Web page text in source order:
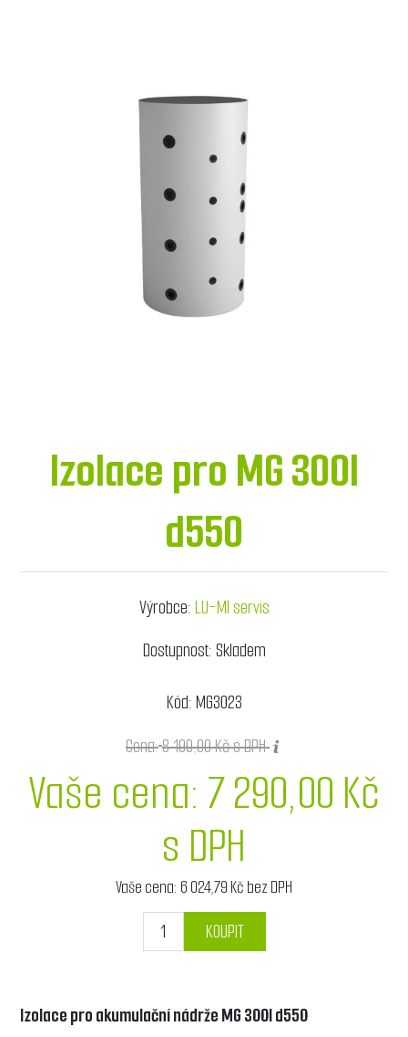
Izolace pro MG 300l
d550
Výrobce:LU-MI servis
Dostupnost:Skladem
Kód:MG3023
Cena:8 100,00 Kč s DPH
Vaše cena: 7 290,00 Kč
s DPH
Vaše cena: 6 024,79 Kč bez DPH
KOUPIT
Izolace pro akumulační nádrže MG 300l d550